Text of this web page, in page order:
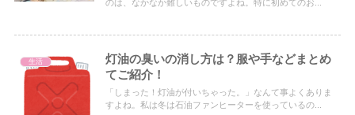
のは、なかなか難しいものですよね。特に初めてのお...
生活
灯油の臭いの消し方は？服や手などまとめ
てご紹介！
「しまった！灯油が付いちゃった。」なんて事よくありま
すよね。私は冬は石油ファンヒーターを使っているの...